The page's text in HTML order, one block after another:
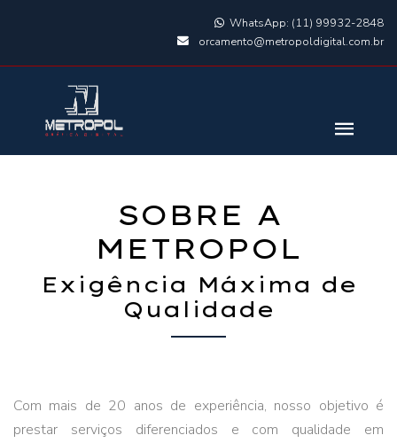
WhatsApp: (11) 99932-2848
orcamento@metropoldigital.com.br
SOBRE A
METROPOL
Exigência Máxima de
Qualidade
Com mais de 20 anos de experiência, nosso objetivo é
prestar serviços diferenciados e com qualidade em